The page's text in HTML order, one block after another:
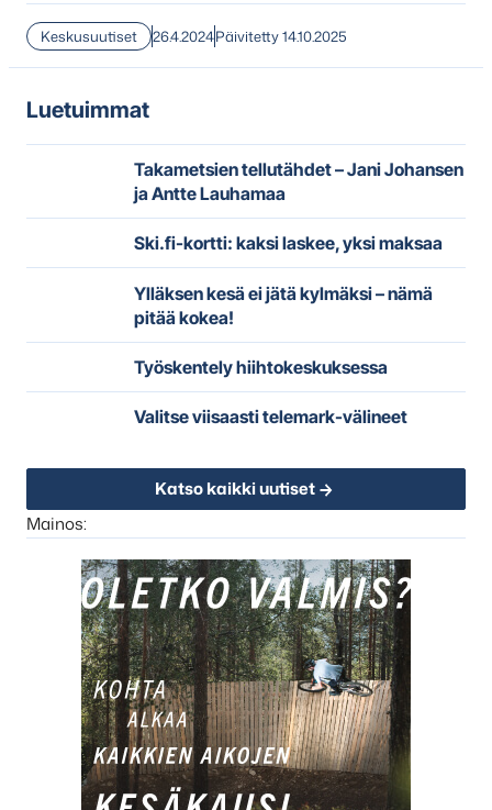
Keskusuutiset 26.4.2024Päivitetty 14.10.2025
Luetuimmat
Takametsien tellutähdet – Jani Johansen
ja Antte Lauhamaa
Ski.fi-kortti: kaksi laskee, yksi maksaa
Ylläksen kesä ei jätä kylmäksi – nämä
pitää kokea!
Työskentely hiihtokeskuksessa
Valitse viisaasti telemark-välineet
Katso kaikki uutiset
Mainos: